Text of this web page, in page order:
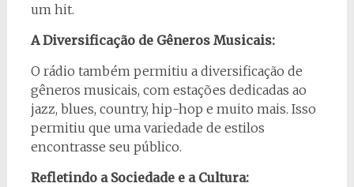
um hit.
A Diversificação de Gêneros Musicais:
O rádio também permitiu a diversificação de
gêneros musicais, com estações dedicadas ao
jazz, blues, country, hip-hop e muito mais. Isso
permitiu que uma variedade de estilos
encontrasse seu público.
Refletindo a Sociedade e a Cultura: